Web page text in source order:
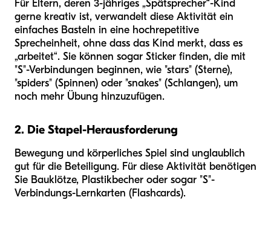
Für Eltern, deren 3-jähriges „Spätsprecher“-Kind
gerne kreativ ist, verwandelt diese Aktivität ein
einfaches Basteln in eine hochrepetitive
Sprecheinheit, ohne dass das Kind merkt, dass es
„arbeitet“. Sie können sogar Sticker finden, die mit
"S"-Verbindungen beginnen, wie "stars" (Sterne),
"spiders" (Spinnen) oder "snakes" (Schlangen), um
noch mehr Übung hinzuzufügen.
2. Die Stapel-Herausforderung
Bewegung und körperliches Spiel sind unglaublich
gut für die Beteiligung. Für diese Aktivität benötigen
Sie Bauklötze, Plastikbecher oder sogar "S"-
Verbindungs-Lernkarten (Flashcards).